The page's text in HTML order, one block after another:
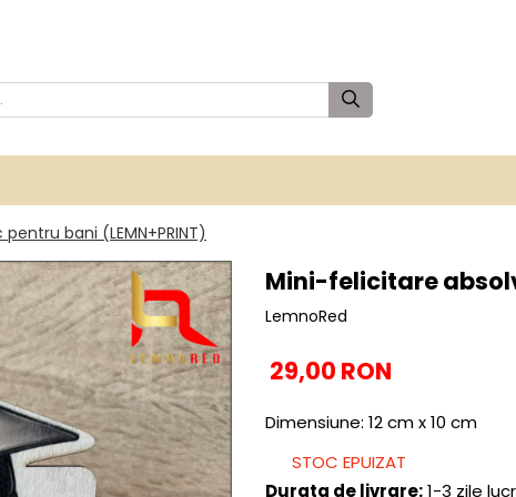
bani (LEMN+PRINT)
Mini-felicitare
LemnoRed
29,00 RON
Dimensiune: 12 cm x 10 cm
STOC EPUIZAT
Durata de livrare:1-3 zile